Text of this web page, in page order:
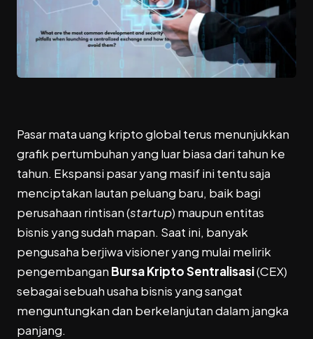
Pasar mata uang kripto global terus menunjukkan
grafik pertumbuhan yang luar biasa dari tahun ke
tahun. Ekspansi pasar yang masif ini tentu saja
menciptakan lautan peluang baru, baik bagi
perusahaan rintisan (startup) maupun entitas
bisnis yang sudah mapan. Saat ini, banyak
pengusaha berjiwa visioner yang mulai melirik
pengembangan Bursa Kripto Sentralisasi(CEX)
sebagai sebuah usaha bisnis yang sangat
menguntungkan dan berkelanjutan dalam jangka
panjang.